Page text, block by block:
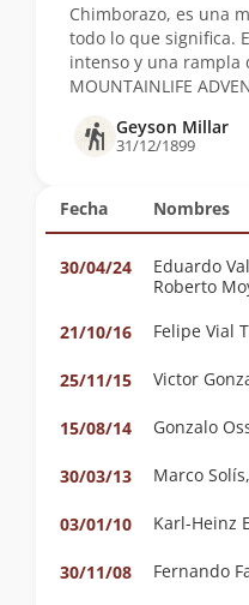
Fecha Nombres
30/04/24
Eduardo
Roberto
21/10/16
Felipe Vial
25/11/15 Victor
15/08/14 Gonzalo
30/03/13 Marco
03/01/10 Karl-Heinz
30/11/08 Fernando
Chimborazo, es una
todo lo que significa.
intenso y una rampla
MOUNTAINLIFE
Geyson Millar
31/12/1899